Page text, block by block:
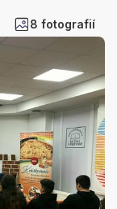
8 fotografií